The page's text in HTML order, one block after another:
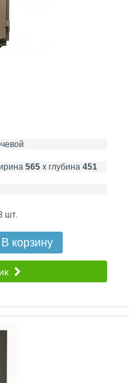
565 х глубина 451
шт.
В корзину